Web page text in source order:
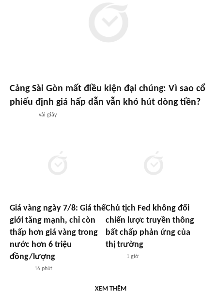
Cảng Sài Gòn mất điều kiện đại chúng: Vì sao cổ
phiếu định giá hấp dẫn vẫn khó hút dòng tiền?
vài giây
Giá vàng ngày 7/8: Giá thế
giới tăng mạnh, chỉ còn
thấp hơn giá vàng trong
nước hơn 6 triệu
đồng/lượng
16 phút
Chủ tịch Fed không đổi
chiến lược truyền thông
bất chấp phản ứng của
thị trường
1 giờ
XEM THÊM